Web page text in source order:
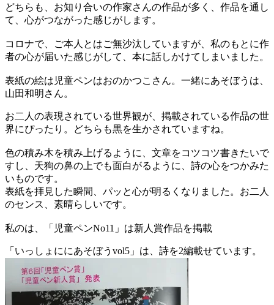
どちらも、お知り合いの作家さんの作品が多く、作品を通し
て、心がつながった感じがします。
コロナで、ご本人とはご無沙汰していますが、私のもとに作
者の心が届いた感じがして、本に話しかけてしまいました。
表紙の絵は児童ペンはおのかつこさん。一緒にあそぼうは、
山田和明さん。
お二人の表現されている世界観が、掲載されている作品の世
界にぴったり。どちらも黒を生かされていますね。
色の積み木を積み上げるように、文章をコツコツ書きたいで
すし、天狗の鼻の上でも面白がるように、詩の心をつかみた
いものです。
表紙を拝見した瞬間、パッと心が明るくなりました。お二人
のセンス、素晴らしいです。
私のは、「児童ペンNo11」は新人賞作品を掲載
「いっしょににあそぼうvol5」は、詩を2編載せています。